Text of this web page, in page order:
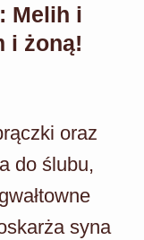
Melih i
i żoną!
oraz
do ślubu,
syna